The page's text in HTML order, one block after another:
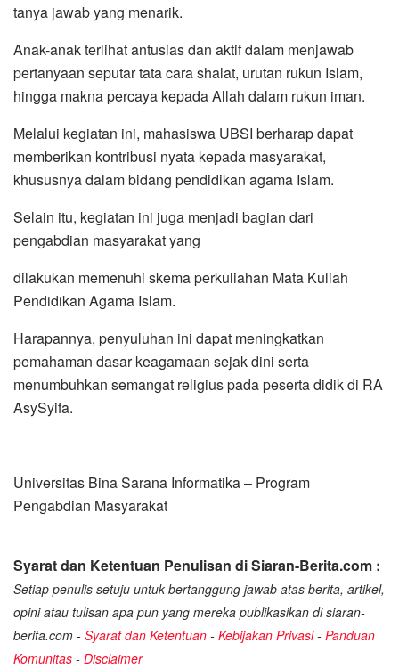
tanya jawab yang menarik.
Anak-anak terlihat antusias dan aktif dalam menjawab
pertanyaan seputar tata cara shalat, urutan rukun Islam,
hingga makna percaya kepada Allah dalam rukun iman.
Melalui kegiatan ini, mahasiswa UBSI berharap dapat
memberikan kontribusi nyata kepada masyarakat,
khususnya dalam bidang pendidikan agama Islam.
Selain itu, kegiatan ini juga menjadi bagian dari
pengabdian masyarakat yang
dilakukan memenuhi skema perkuliahan Mata Kuliah
Pendidikan Agama Islam.
Harapannya, penyuluhan ini dapat meningkatkan
pemahaman dasar keagamaan sejak dini serta
menumbuhkan semangat religius pada peserta didik di RA
AsySyifa.
Universitas Bina Sarana Informatika – Program
Pengabdian Masyarakat
Syarat dan Ketentuan Penulisan di Siaran-Berita.com :
Setiap penulis setuju untuk bertanggung jawab atas berita, artikel,
opini atau tulisan apa pun yang mereka publikasikan di siaran-
berita.com - Syarat dan Ketentuan - Kebijakan Privasi- Panduan
Komunitas - Disclaimer